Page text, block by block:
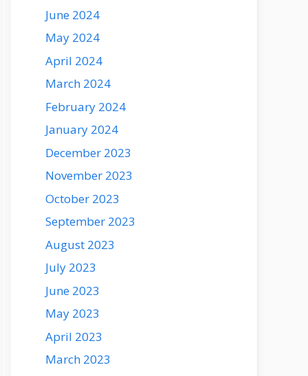
June 2024
May 2024
April 2024
March 2024
February 2024
January 2024
December 2023
November 2023
October 2023
September 2023
August 2023
July 2023
June 2023
May 2023
April 2023
March 2023